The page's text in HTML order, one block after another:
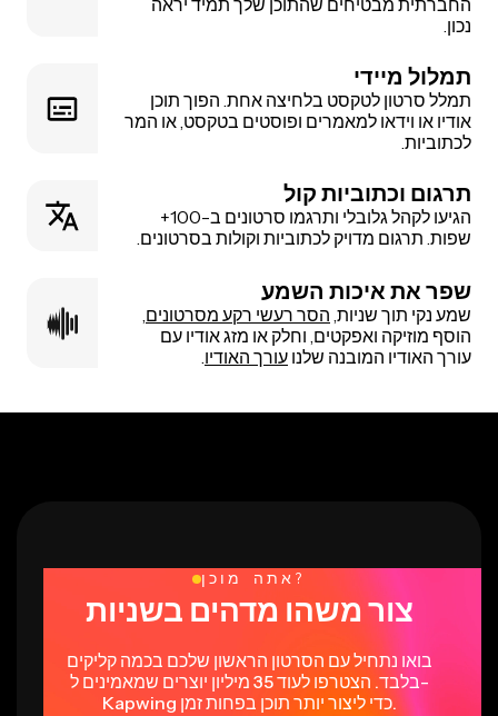
החברתית מבטיחים שהתוכן שלך תמיד יראה
נכון.
תמלול מיידי
תמלל סרטון לטקסט בלחיצה אחת. הפוך תוכן
אודיו או וידאו למאמרים ופוסטים בטקסט, או המר
לכתוביות.
תרגום וכתוביות קול
הגיעו לקהל גלובלי ותרגמו סרטונים ב-100+
שפות. תרגום מדויק לכתוביות וקולות בסרטונים.
שפר את איכות השמע
שמע נקי תוך שניות, הסר רעשי רקע מסרטונים,
הוסף מוזיקה ואפקטים, וחלק או מזג אודיו עם
עורך האודיו המובנה שלנו עורך האודיו.
אתה מוכן?
צור משהו מדהים בשניות
בואו נתחיל עם הסרטון הראשון שלכם בכמה קליקים
בלבד. הצטרפו לעוד 35 מיליון יוצרים שמאמינים ל-
Kapwing כדי ליצור יותר תוכן בפחות זמן.